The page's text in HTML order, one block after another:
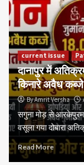
current issue
दानापुर में
किनारे अवैध कब्जे
By Amrit Versha
सगुना मोड़ से आरकेपुरम
वसूला गया दोबारा
Read More